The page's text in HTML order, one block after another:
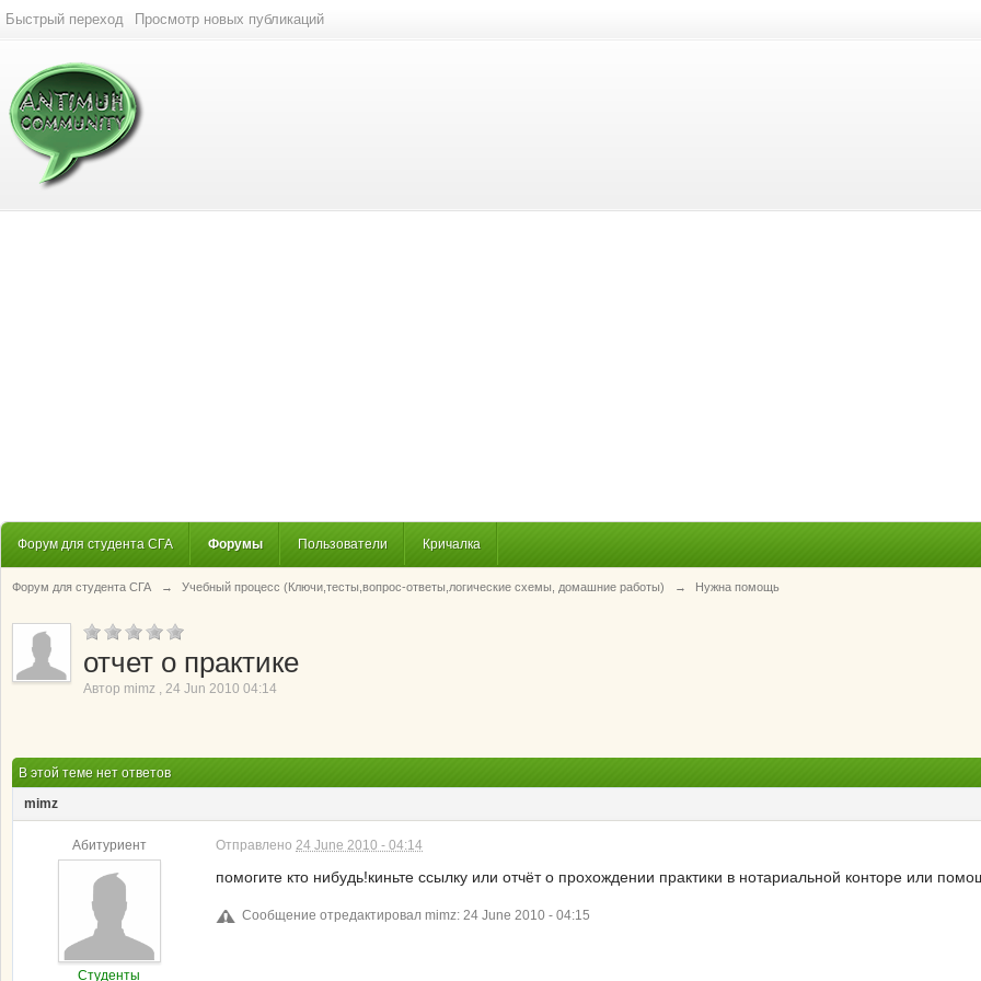
Быстрый переход Просмотр новых публикаций
Форум для студента СГА Форумы Пользователи Кричалка
Форум для студента СГА → Учебный процесс (Ключи,тесты,вопрос-ответы,логические схемы, домашние работы) → Нужна помощь
отчет о практике
Автор mimz , 24 Jun 2010 04:14
В этой теме нет ответов
mimz
Абитуриент
Студенты
Отправлено 24 June 2010 - 04:14
помогите кто нибудь!киньте ссылку или отчёт о прохождении практики в нотариальной конторе или
Сообщение отредактировал mimz: 24 June 2010 - 04:15